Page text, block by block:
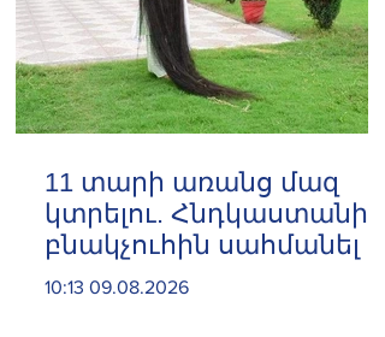
11 տարի առանց մազ
կտրելու. Հնդկաստանի
բնակչուհին սահմանել է
մազերի երկարության
10:13 09.08.2026